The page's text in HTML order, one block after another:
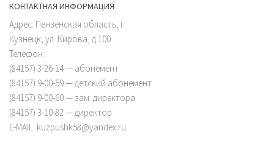
КОНТАКТНАЯ ИНФОРМАЦИЯ
Адрес: Пензенская область, г.
Кузнецк, ул. Кирова, д.100
Телефон:
(84157) 3-26-14 — абонемент
(84157) 9-00-59 — детский абонемент
(84157) 9-00-60 — зам. директора
(84157) 3-10-82 — директор
E-MAIL: kuzpushk58@yandex.ru